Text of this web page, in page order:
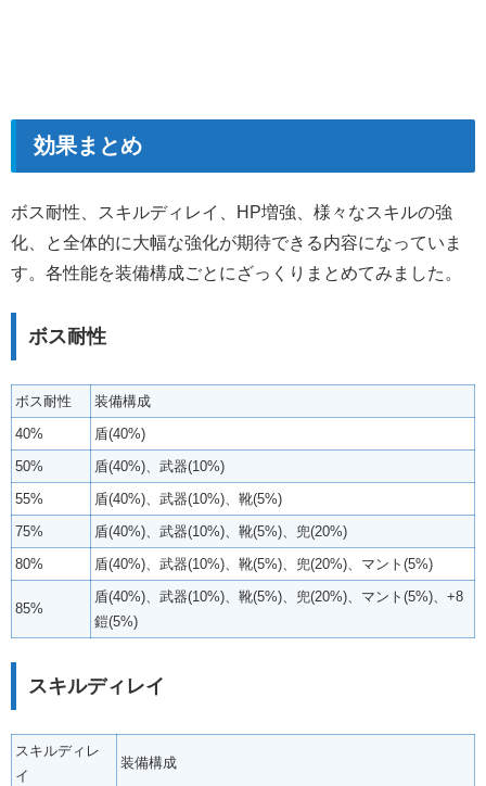
効果まとめ
ボス耐性、スキルディレイ、HP増強、様々なスキルの強
化、と全体的に大幅な強化が期待できる内容になっていま
す。各性能を装備構成ごとにざっくりまとめてみました。
ボス耐性
ボス耐性
装備構成
40%
盾(40%)
50%
盾(40%)、武器(10%)
55%
盾(40%)、武器(10%)、靴(5%)
75%
盾(40%)、武器(10%)、靴(5%)、兜(20%)
80%
盾(40%)、武器(10%)、靴(5%)、兜(20%)、マント(5%)
85%
盾(40%)、武器(10%)、靴(5%)、兜(20%)、マント(5%)、+8
鎧(5%)
スキルディレイ
スキルディレ
イ
装備構成